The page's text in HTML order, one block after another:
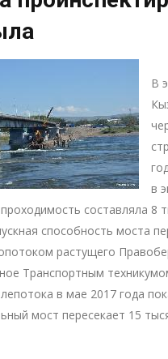
В
в
составляла 8
способность моста
растущего
Транспортным
в мае 2017 года
мост пересекает 15